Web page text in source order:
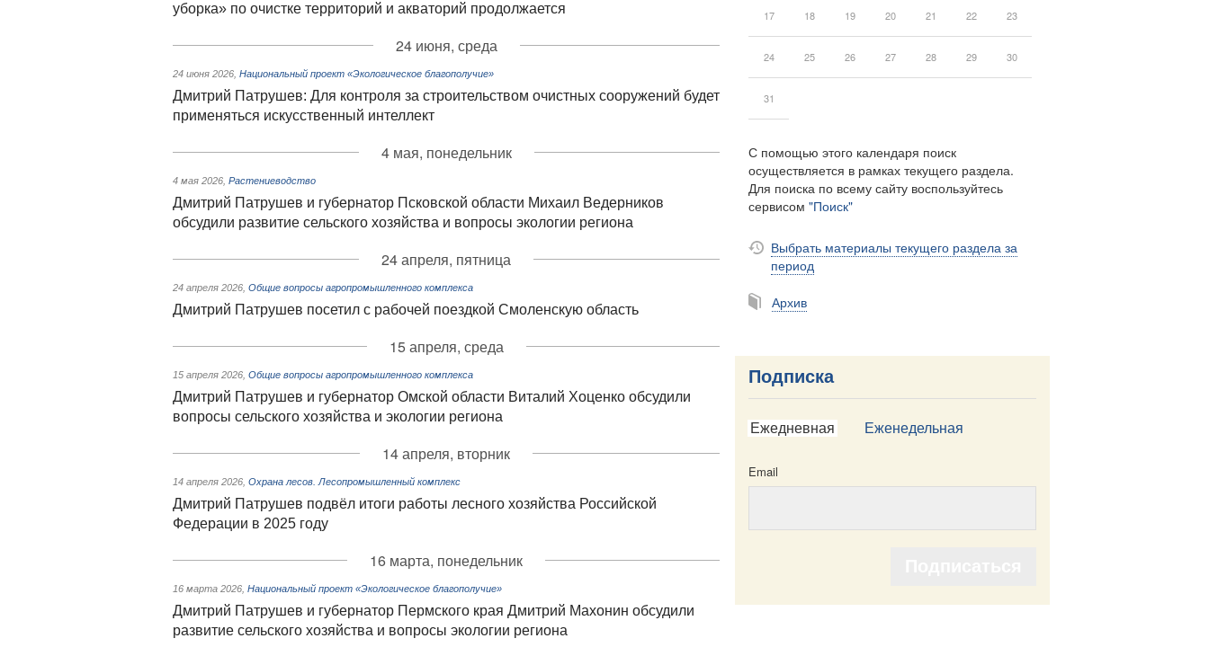
уборка» по очистке территорий и акваторий продолжается
24 июня, среда
24 июня 2026 Национальный проект «Экологическое благополучие»
Дмитрий Патрушев: Для контроля за строительством очистных сооружений будет
применяться искусственный интеллект
4 мая, понедельник
4 мая 2026 Растениеводство
Дмитрий Патрушев и губернатор Псковской области Михаил Ведерников
обсудили развитие сельского хозяйства и вопросы экологии региона
24 апреля, пятница
24 апреля 2026 Общие вопросы агропромышленного комплекса
Дмитрий Патрушев посетил с рабочей поездкой Смоленскую область
15 апреля, среда
15 апреля 2026 Общие вопросы агропромышленного комплекса
Дмитрий Патрушев и губернатор Омской области Виталий Хоценко обсудили
вопросы сельского хозяйства и экологии региона
14 апреля, вторник
14 апреля 2026 Охрана лесов. Лесопромышленный комплекс
Дмитрий Патрушев подвёл итоги работы лесного хозяйства Российской
Федерации в 2025 году
16 марта, понедельник
16 марта 2026 Национальный проект «Экологическое благополучие»
Дмитрий Патрушев и губернатор Пермского края Дмитрий Махонин обсудили
развитие сельского хозяйства и вопросы экологии региона
17 18 19 20 21 22 23
24 25 26 27 28 29 30
31
С помощью этого календаря поиск
осуществляется в рамках текущего раздела.
Для поиска по всему сайту воспользуйтесь
сервисом "Поиск"
Выбрать материалы текущего раздела за
период
Архив
Подписка
Ежедневная Еженедельная
Email